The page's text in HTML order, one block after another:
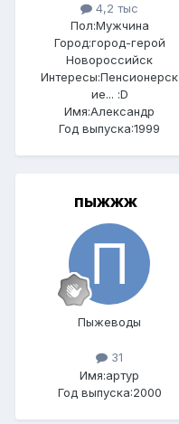
4,2 тыс
Пол:Мужчина
Город:город-герой
Новороссийск
Интересы:Пенсионерск
ие... :D
Имя:Александр
Год выпуска:1999
пыжжж
Пыжеводы
31
Имя:артур
Год выпуска:2000